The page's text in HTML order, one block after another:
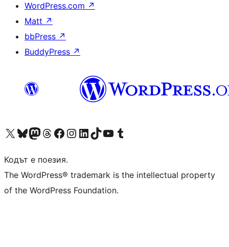
WordPress.com ↗
Matt ↗
bbPress ↗
BuddyPress ↗
Visit our X (formerly Twitter) account
Visit our Bluesky account
Visit our Mastodon account
Visit our Threads account
Посетете нашата страница във Facebook
Посетете нашия профил в Instagram
Посетете нашия профил в LinkedIn
Visit our TikTok account
Visit our YouTube channel
Visit our Tumblr account
Кодът е поезия.
The WordPress® trademark is the intellectual property
of the WordPress Foundation.